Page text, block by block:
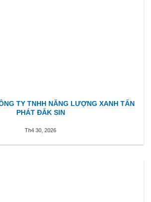
TY TNHH NĂNG LƯỢNG XANH TẤN
PHÁT ĐẮK SIN
Th4 30, 2026